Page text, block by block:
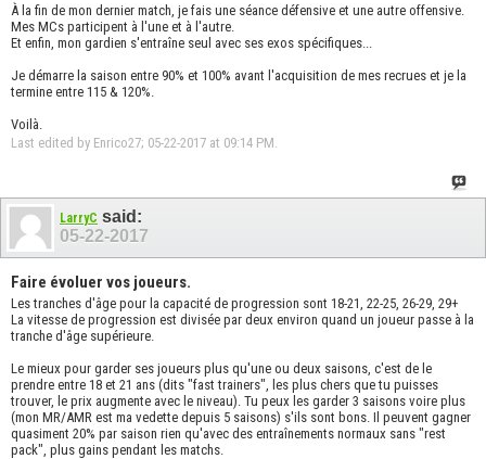
À la fin de mon dernier match, je fais une séance défensive et une autre offensive.
Mes MCs participent à l'une et à l'autre.
Et enfin, mon gardien s'entraîne seul avec ses exos spécifiques...
Je démarre la saison entre 90% et 100% avant l'acquisition de mes recrues et je la
termine entre 115 & 120%.
Voilà.
Last edited by Enrico27; 05-22-2017 at 09:14 PM.
LarryC said:
05-22-2017
Faire évoluer vos joueurs.
Les tranches d'âge pour la capacité de progression sont 18-21, 22-25, 26-29, 29+
La vitesse de progression est divisée par deux environ quand un joueur passe à la
tranche d'âge supérieure.
Le mieux pour garder ses joueurs plus qu'une ou deux saisons, c'est de le
prendre entre 18 et 21 ans (dits "fast trainers", les plus chers que tu puisses
trouver, le prix augmente avec le niveau). Tu peux les garder 3 saisons voire plus
(mon MR/AMR est ma vedette depuis 5 saisons) s'ils sont bons. Il peuvent gagner
quasiment 20% par saison rien qu'avec des entraînements normaux sans "rest
pack", plus gains pendant les matchs.